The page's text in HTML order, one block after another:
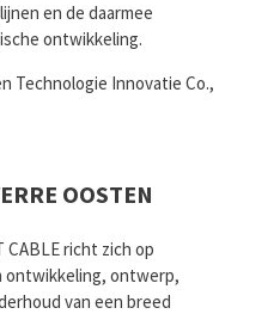
en de daarmee
ontwikkeling.
OOSTEN
CABLE richt zich op
ontwikkeling, ontwerp,
van een breed